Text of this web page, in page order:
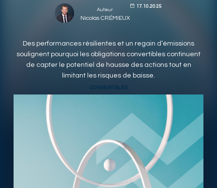
RESPONSIBLY SUSTAINABLE
Auteur
Nicolas CRÉMIEUX
17.10.2025
Des performances résilientes et un regain d’émissions
soulignent pourquoi les obligations convertibles continuent
de capter le potentiel de hausse des actions tout en
limitant les risques de baisse.
CONVERTIBLES